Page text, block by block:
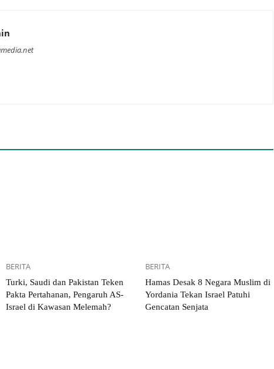
BERITA
Turki, Saudi dan Pakistan Teken
Pakta Pertahanan, Pengaruh AS-
Israel di Kawasan Melemah?
BERITA
Hamas Desak 8 Negara Muslim di
Yordania Tekan Israel Patuhi
Gencatan Senjata